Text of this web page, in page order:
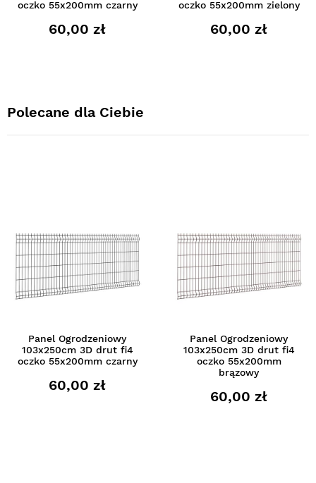
oczko 55x200mm czarny
60,00 zł
oczko 55x200mm zielony
60,00 zł
Polecane dla Ciebie
Panel Ogrodzeniowy
103x250cm 3D drut fi4
oczko 55x200mm czarny
60,00 zł
Panel Ogrodzeniowy
103x250cm 3D drut fi4
oczko 55x200mm
brązowy
60,00 zł